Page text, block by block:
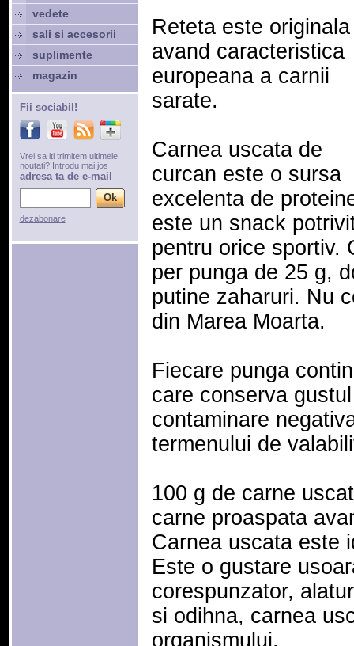
Reteta este originala
avand caracteristica
europeana a carnii
sarate.
Carnea uscata de
curcan este o sursa
excelenta de
este un snack
pentru orice sportiv.
per punga de 25 g,
putine zaharuri. Nu
din Marea Moarta.
Fiecare punga
care conserva
contaminare
termenului de
100 g de carne
carne proaspata
Carnea uscata este
Este o gustare
corespunzator,
si odihna, carnea
organismului.
vedete
sali si accesorii
suplimente
magazin
Fii sociabil!
Vrei sa iti trimitem ultimele
noutati? Introdu mai jos
adresa ta de e-mail
dezabonare